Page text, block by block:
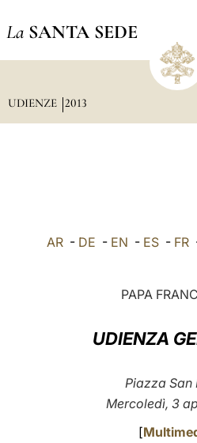
La SANTA SEDE
UDIENZE 2013
AR- DE - EN - ES- FR
PAPA
UDIENZA
Piazza San
Mercoledì, 3
[